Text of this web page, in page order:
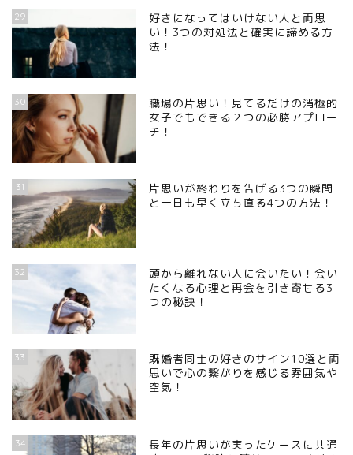
29
好きになってはいけない人と両思
い！3つの対処法と確実に諦める方
法！
30
職場の片思い！見てるだけの消極的
女子でもできる２つの必勝アプロー
チ！
31
片思いが終わりを告げる3つの瞬間
と一日も早く立ち直る4つの方法！
32
頭から離れない人に会いたい！会い
たくなる心理と再会を引き寄せる3
つの秘訣！
33
既婚者同士の好きのサイン10選と両
思いで心の繋がりを感じる雰囲気や
空気！
34
長年の片思いが実ったケースに共通